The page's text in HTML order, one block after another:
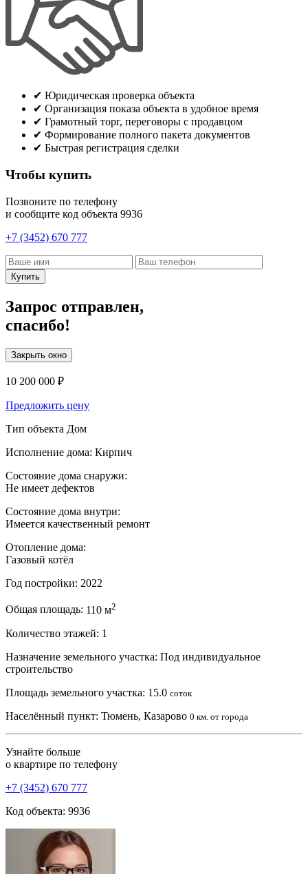
✔ Юридическая проверка объекта
✔ Организация показа объекта в удобное время
✔ Грамотный торг, переговоры с продавцом
✔ Формирование полного пакета документов
✔ Быстрая регистрация сделки
Чтобы купить
Позвоните по телефону
и сообщите код объекта 9936
+7 (3452) 670 777
Купить
Запрос отправлен,
спасибо!
Закрыть окно
10 200 000 ₽
Предложить цену
Тип объекта Дом
Исполнение дома: Кирпич
Состояние дома снаружи:
Не имеет дефектов
Состояние дома внутри:
Имеется качественный ремонт
Отопление дома:
Газовый котёл
Год постройки: 2022
Общая площадь: 110 м2
Количество этажей: 1
Назначение земельного участка: Под индивидуальное
строительство
Площадь земельного участка: 15.0 соток
Населённый пункт: Тюмень, Казарово 0 км. от города
Узнайте больше
о квартире по телефону
+7 (3452) 670 777
Код объекта: 9936